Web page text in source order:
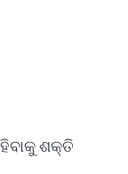
ଶକ୍ତି